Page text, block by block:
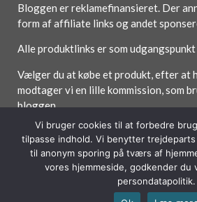
Bloggen er reklamefinansieret. Der
form af affiliate links og andet
Alle produktlinks er som
Vælger du at købe et produkt, efter at
modtager vi en lille kommission, som
bloggen.
Forside Om / Kontakt
© 2026 Lytt Digital
Vi bruger cookies til at forbedre
tilpasse indhold. Vi benytter
til anonym sporing på tværs af
vores hjemmeside, godkender du
persondatapolitik.